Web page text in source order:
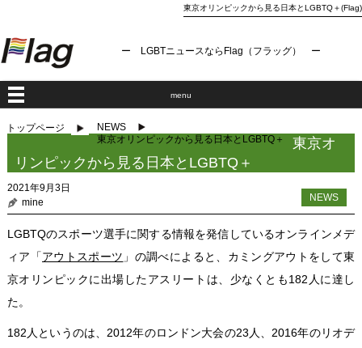
東京オリンピックから見る日本とLGBTQ＋(Flag)
ー LGBTニュースならFlag（フラッグ） ー
menu
トップページ
NEWS
東京オリンピックから見る日本とLGBTQ＋
東京オ
リンピックから見る日本とLGBTQ＋
NEWS
2021年9月3日
mine
LGBTQのスポーツ選手に関する情報を発信しているオンラインメデ
ィア「アウトスポーツ 」の調べによると、カミングアウトをして東
京オリンピックに出場したアスリートは、少なくとも182人に達し
た。
182人というのは、2012年のロンドン大会の23人、2016年のリオデ